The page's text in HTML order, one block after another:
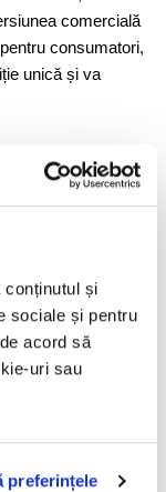
conținutul și
sociale și pentru
acord să
uri sau
preferințele
comercială
consumatori,
unică și va
10 și Windows
LTSC 2024 va
pentru
subliniind
ale anumitor clienți.